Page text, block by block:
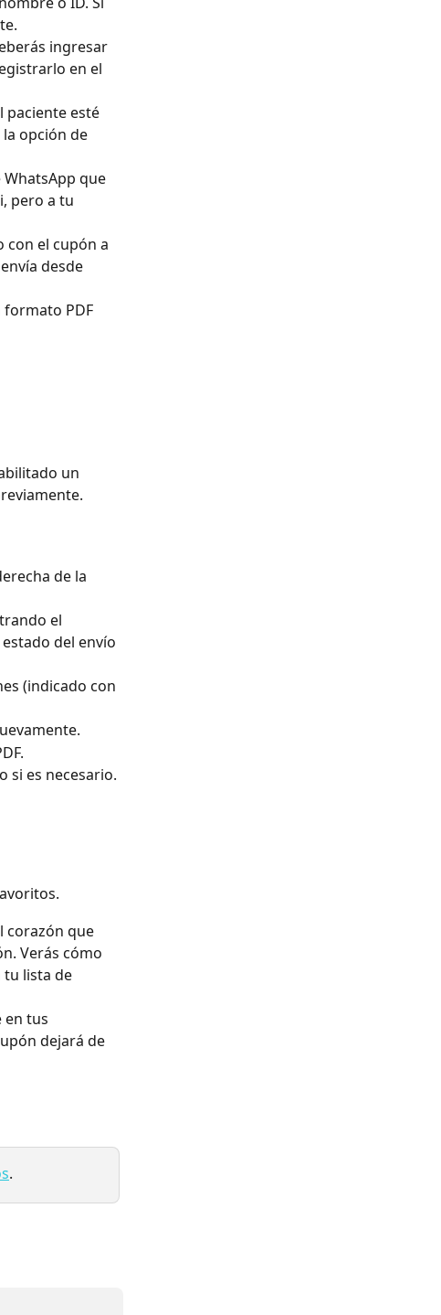
ingresar
en el
paciente esté
opción de
que
pero a tu
con el cupón a
desde
formato PDF
un
de la
el
del envío
(indicado con
si es necesario.
corazón que
Verás cómo
tu lista de
en tus
dejará de
.